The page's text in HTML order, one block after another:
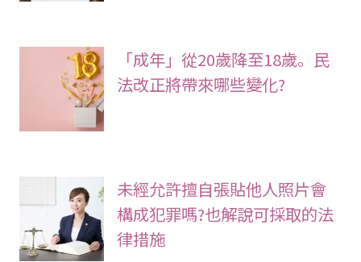
「成年」從20歲降至18歲。民
法改正將帶來哪些變化?
未經允許擅自張貼他人照片會
構成犯罪嗎?也解說可採取的法
律措施